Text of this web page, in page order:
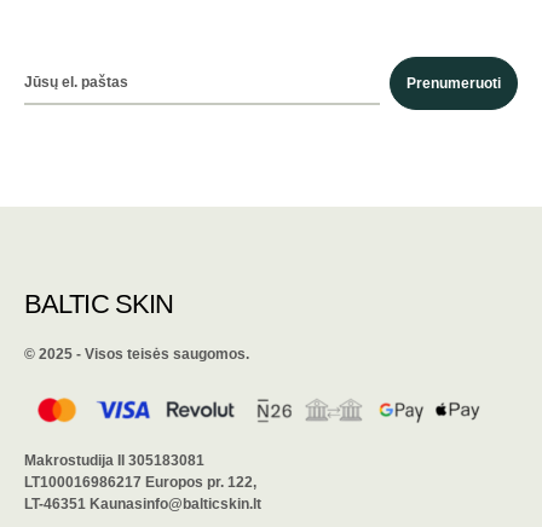
Prenumeruoti
BALTIC SKIN
©️ 2025 - Visos teisės saugomos.
Makrostudija II 305183081
LT100016986217 Europos pr. 122,
LT-46351 Kaunasinfo@balticskin.lt